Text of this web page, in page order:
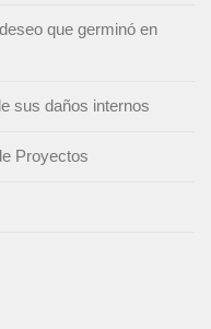
que germinó en
sus daños internos
Proyectos